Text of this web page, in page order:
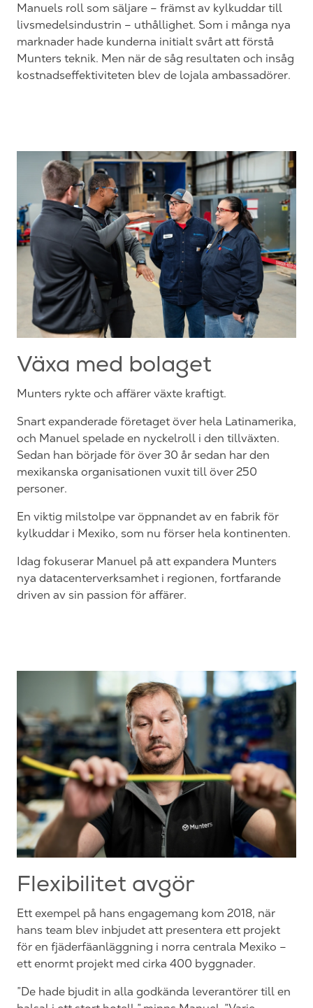
Manuels roll som säljare – främst av kylkuddar till
livsmedelsindustrin – uthållighet. Som i många nya
marknader hade kunderna initialt svårt att förstå
Munters teknik. Men när de såg resultaten och insåg
kostnadseffektiviteten blev de lojala ambassadörer.
Växa med bolaget
Munters rykte och affärer växte kraftigt.
Snart expanderade företaget över hela Latinamerika,
och Manuel spelade en nyckelroll i den tillväxten.
Sedan han började för över 30 år sedan har den
mexikanska organisationen vuxit till över 250
personer.
En viktig milstolpe var öppnandet av en fabrik för
kylkuddar i Mexiko, som nu förser hela kontinenten.
Idag fokuserar Manuel på att expandera Munters
nya datacenterverksamhet i regionen, fortfarande
driven av sin passion för affärer.
Flexibilitet avgör
Ett exempel på hans engagemang kom 2018, när
hans team blev inbjudet att presentera ett projekt
för en fjäderfäanläggning i norra centrala Mexiko –
ett enormt projekt med cirka 400 byggnader.
”De hade bjudit in alla godkända leverantörer till en